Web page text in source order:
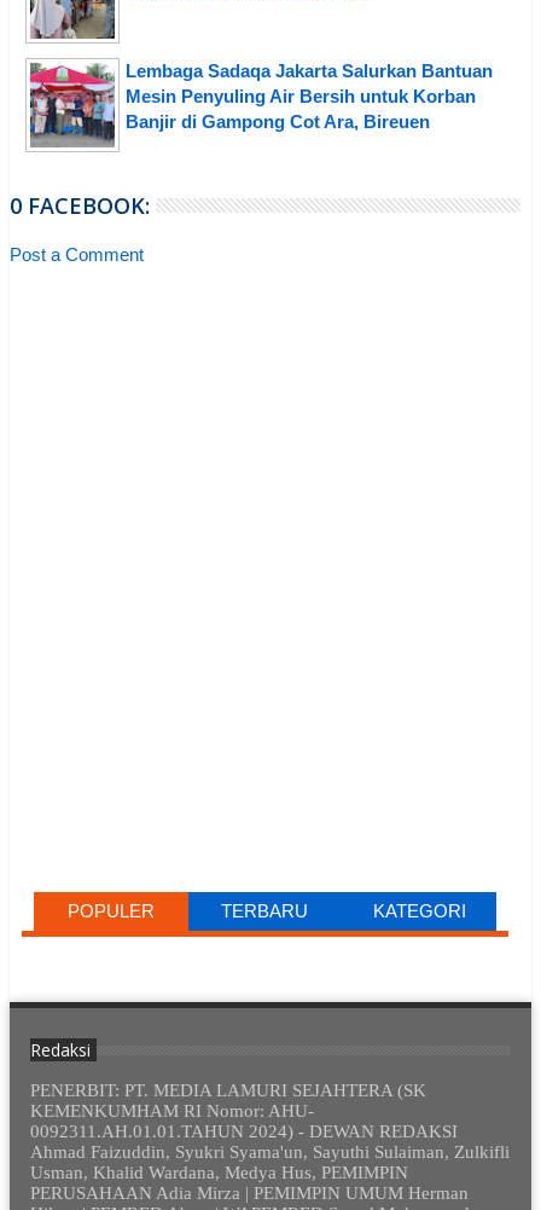
Lembaga Sadaqa Jakarta Salurkan Bantuan
Mesin Penyuling Air Bersih untuk Korban
Banjir di Gampong Cot Ara, Bireuen
0 FACEBOOK:
Post a Comment
POPULER TERBARU KATEGORI
Redaksi
PENERBIT: PT. MEDIA LAMURI SEJAHTERA (SK
KEMENKUMHAM RI Nomor: AHU-
0092311.AH.01.01.TAHUN 2024) - DEWAN REDAKSI
Ahmad Faizuddin, Syukri Syama'un, Sayuthi Sulaiman, Zulkifli
Usman, Khalid Wardana, Medya Hus, PEMIMPIN
PERUSAHAAN Adia Mirza | PEMIMPIN UMUM Herman